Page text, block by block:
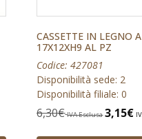
CASSETTE IN LEGNO
17X12XH9 AL PZ
Codice: 427081
Disponibilità sede: 2
Disponibilità filiale: 0
6,30€ IVA Esclusa 3,15€